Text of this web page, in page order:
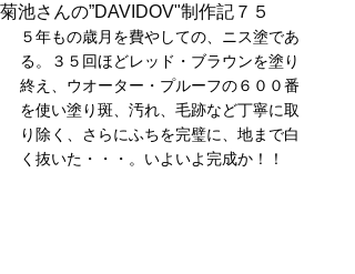
菊池さんの”DAVIDOV"制作記７５
５年もの歳月を費やしての、ニス塗であ
る。３５回ほどレッド・ブラウンを塗り
終え、ウオーター・プルーフの６００番
を使い塗り斑、汚れ、毛跡など丁寧に取
り除く、さらにふちを完璧に、地まで白
く抜いた・・・。いよいよ完成か！！